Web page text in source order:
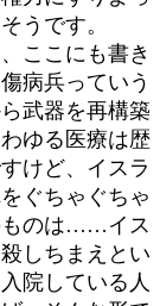
うです。
ここにも書き
病兵っていう
武器を再構築
ゆる医療は歴
けど、イスラ
ぐちゃぐちゃ
ものは……イス
しちまえとい
院している人